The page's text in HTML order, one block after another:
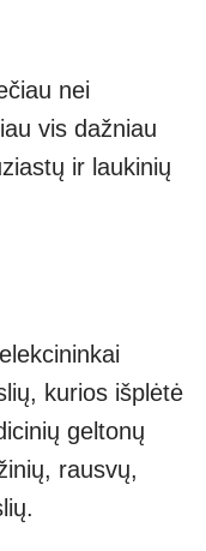
nei
vis dažniau
ir laukinių
kurios išplėtė
geltonų
rausvų,